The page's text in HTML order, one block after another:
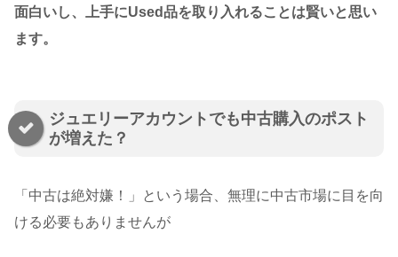
面白いし、上手にUsed品を取り入れることは賢いと思い
ます。
ジュエリーアカウントでも中古購入のポスト
が増えた？
「中古は絶対嫌！」という場合、無理に中古市場に目を向
ける必要もありませんが